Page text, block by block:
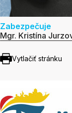
Zabezpečuje
Mgr. Kristína
Vytlačiť stránku